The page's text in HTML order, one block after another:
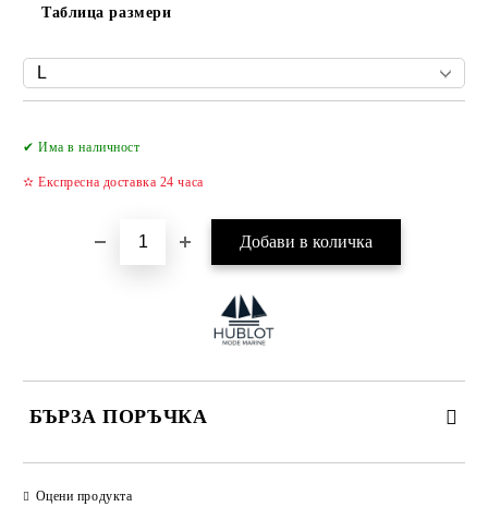
Таблица размери
✔ Има в наличност
✫ Експресна доставка 24 часа
БЪРЗА ПОРЪЧКА
Оцени продукта